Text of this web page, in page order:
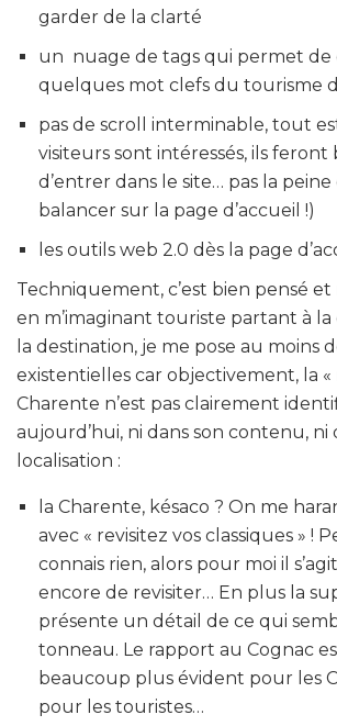
garder de la clarté
un nuage de tags qui permet de
quelques mot clefs du tourisme
pas de scroll interminable, tout
visiteurs sont intéressés, ils feront
d’entrer dans le site… pas la
balancer sur la page d’accueil !)
les outils web 2.0 dès la page
Techniquement, c’est bien pensé et
en m’imaginant touriste partant à
la destination, je me pose au moins
existentielles car objectivement, la «
Charente n’est pas clairement
aujourd’hui, ni dans son contenu, ni
localisation :
la Charente, késaco ? On me
avec « revisitez vos classiques » !
connais rien, alors pour moi il
encore de revisiter… En plus la
présente un détail de ce qui
tonneau. Le rapport au Cognac
beaucoup plus évident pour les
pour les touristes…